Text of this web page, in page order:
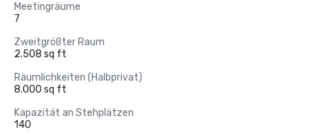
Meetingräume
7
Zweitgrößter Raum
2.508 sq ft
Räumlichkeiten (Halbprivat)
8.000 sq ft
Kapazität an Stehplätzen
140